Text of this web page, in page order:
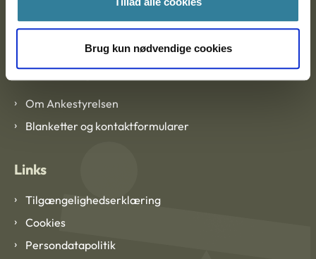
Brug kun nødvendige cookies
CVR: 1007 4002
Om Ankestyrelsen
Om Ankestyrelsen
Blanketter og kontaktformularer
Links
Tilgængelighedserklæring
Cookies
Persondatapolitik